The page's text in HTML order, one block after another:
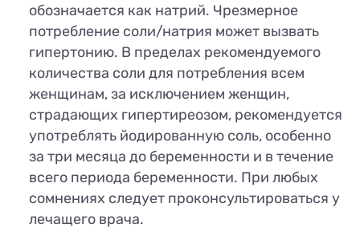
обозначается как натрий. Чрезмерное
потребление соли/натрия может вызвать
гипертонию. В пределах рекомендуемого
количества соли для потребления всем
женщинам, за исключением женщин,
страдающих гипертиреозом, рекомендуется
употреблять йодированную соль, особенно
за три месяца до беременности и в течение
всего периода беременности. При любых
сомнениях следует проконсультироваться у
лечащего врача.